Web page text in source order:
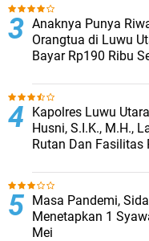
Anaknya Punya
Orangtua di Luwu
Bayar Rp190 Ribu
Kapolres Luwu
Husni, S.I.K., M.H.,
Rutan Dan Fasilitas
Masa Pandemi,
Menetapkan 1
Mei